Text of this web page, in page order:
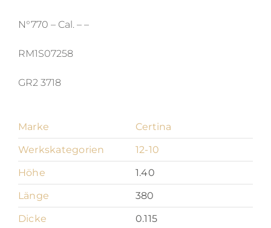
X
X
Menge
N°770 – Cal. – –
RM1S07258
GR2 3718
Marke
Certina
Werkskategorien
12-10
Höhe
1.40
Länge
380
Dicke
0.115